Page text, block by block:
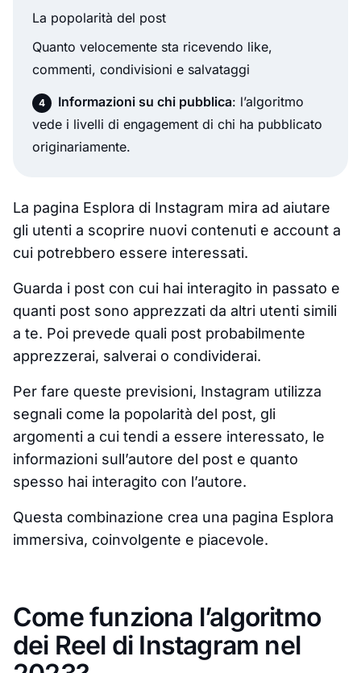
La popolarità del post
Quanto velocemente sta ricevendo like,
commenti, condivisioni e salvataggi
Informazioni su chi pubblica: l’algoritmo
vede i livelli di engagement di chi ha pubblicato
originariamente.
La pagina Esplora di Instagram mira ad aiutare
gli utenti a scoprire nuovi contenuti e account a
cui potrebbero essere interessati.
Guarda i post con cui hai interagito in passato e
quanti post sono apprezzati da altri utenti simili
a te. Poi prevede quali post probabilmente
apprezzerai, salverai o condividerai.
Per fare queste previsioni, Instagram utilizza
segnali come la popolarità del post, gli
argomenti a cui tendi a essere interessato, le
informazioni sull’autore del post e quanto
spesso hai interagito con l’autore.
Questa combinazione crea una pagina Esplora
immersiva, coinvolgente e piacevole.
Come funziona l’algoritmo
dei Reel di Instagram nel